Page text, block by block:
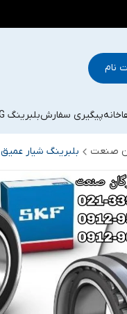
نام
خانهپیگیری سفارشبلبرینگ KG
صنعت بلبرینگ شیار عمیق